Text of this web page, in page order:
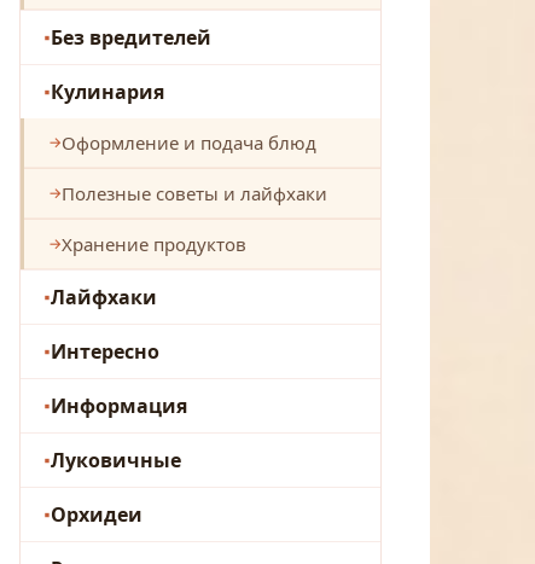
Без вредителей
Кулинария
Оформление и подача блюд
Полезные советы и лайфхаки
Хранение продуктов
Лайфхаки
Интересно
Информация
Луковичные
Орхидеи